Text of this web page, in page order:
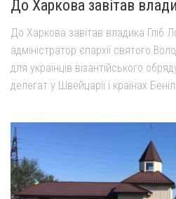
До Харкова завітав
До Харкова завітав владика Гліб
адміністратор єпархії святого
для українців візантійського
делегат у Швейцарії і країнах